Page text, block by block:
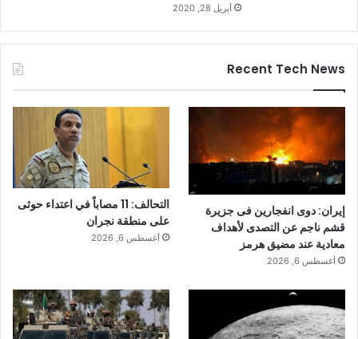
أبريل 28, 2020
Recent Tech News
إيران: دوى انفجارين فى جزيرة
قشم ناجم عن التصدى لأهداف
معادية عند مضيق هرمز
أغسطس 6, 2026
التحالف: 11 مصاباً في اعتداء حوثى
على منطقة نجران
أغسطس 6, 2026